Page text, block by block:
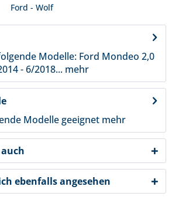
Ford - Wolf
Modelle: Ford Mondeo 2,0
- 6/2018... mehr
Modelle geeignet mehr
ebenfalls angesehen